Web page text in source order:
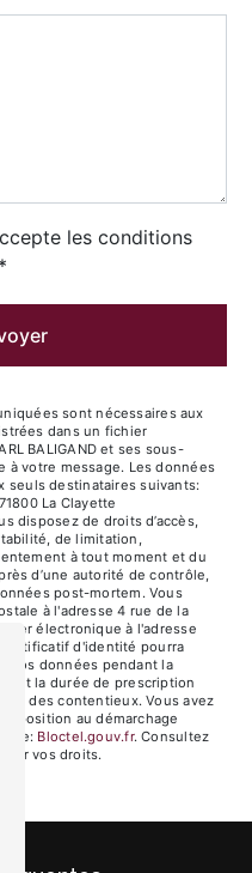
les conditions
sont nécessaires aux
dans un fichier
BALIGAND et ses sous-
à votre message. Les données
seuls destinataires suivants:
La Clayette
disposez de droits d’accès,
de limitation,
à tout moment et du
d’une autorité de contrôle,
post-mortem. Vous
à l'adresse 4 rue de la
électronique à l'adresse
justificatif d'identité pourra
vos données pendant la
la durée de prescription
des contentieux. Vous avez
au démarchage
Bloctel.gouv.fr. Consultez
sur vos droits.